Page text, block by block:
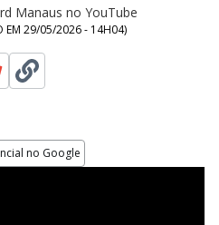
Manaus no YouTube
EM 29/05/2026 - 14H04)
no Google